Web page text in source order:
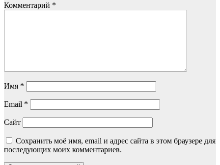
Комментарий *
Имя *
Email *
Сайт
Сохранить моё имя, email и адрес сайта в этом браузере для
последующих моих комментариев.